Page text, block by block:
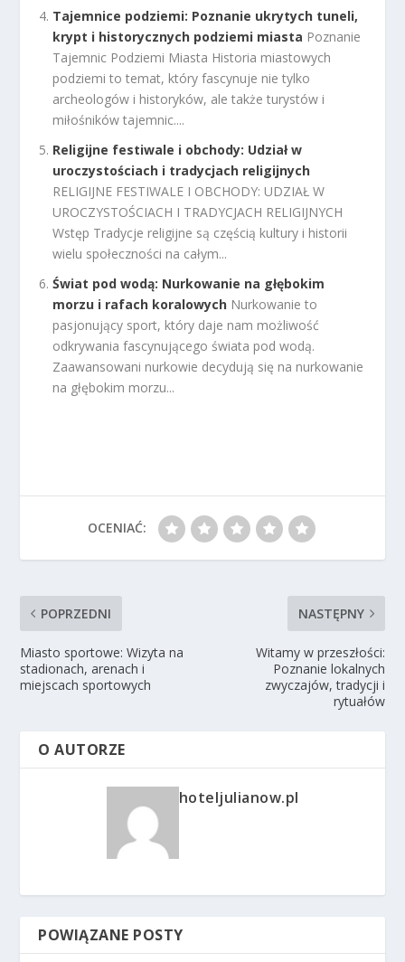
Tajemnice podziemi: Poznanie ukrytych tuneli,
krypt i historycznych podziemi miasta Poznanie
Tajemnic Podziemi Miasta Historia miastowych
podziemi to temat, który fascynuje nie tylko
archeologów i historyków, ale także turystów i
miłośników tajemnic....
Religijne festiwale i obchody: Udział w
uroczystościach i tradycjach religijnych
RELIGIJNE FESTIWALE I OBCHODY: UDZIAŁ W
UROCZYSTOŚCIACH I TRADYCJACH RELIGIJNYCH
Wstęp Tradycje religijne są częścią kultury i historii
wielu społeczności na całym...
Świat pod wodą: Nurkowanie na głębokim
morzu i rafach koralowych Nurkowanie to
pasjonujący sport, który daje nam możliwość
odkrywania fascynującego świata pod wodą.
Zaawansowani nurkowie decydują się na nurkowanie
na głębokim morzu...
OCENIAĆ:
POPRZEDNI
Miasto sportowe: Wizyta na
stadionach, arenach i
miejscach sportowych
NASTĘPNY
Witamy w przeszłości:
Poznanie lokalnych
zwyczajów, tradycji i
rytuałów
O AUTORZE
hoteljulianow.pl
POWIĄZANE POSTY